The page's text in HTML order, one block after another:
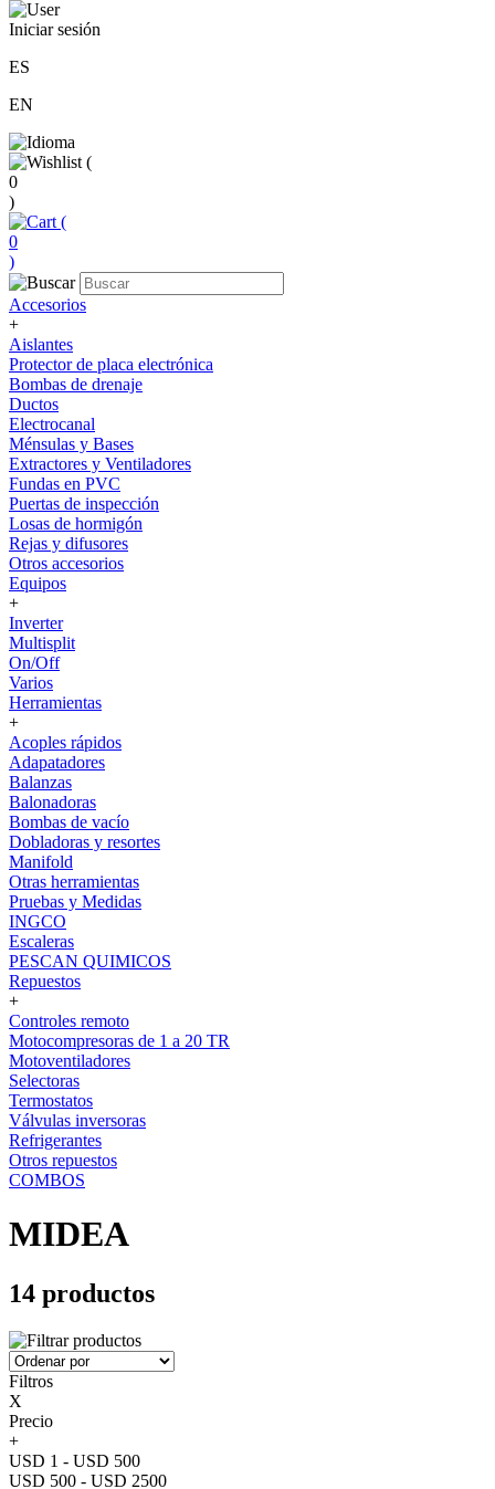
Iniciar sesión
ES
EN
(
0
)
(
0
)
Accesorios
+
Aislantes
Protector de placa electrónica
Bombas de drenaje
Ductos
Electrocanal
Ménsulas y Bases
Extractores y Ventiladores
Fundas en PVC
Puertas de inspección
Losas de hormigón
Rejas y difusores
Otros accesorios
Equipos
+
Inverter
Multisplit
On/Off
Varios
Herramientas
+
Acoples rápidos
Adapatadores
Balanzas
Balonadoras
Bombas de vacío
Dobladoras y resortes
Manifold
Otras herramientas
Pruebas y Medidas
INGCO
Escaleras
PESCAN QUIMICOS
Repuestos
+
Controles remoto
Motocompresoras de 1 a 20 TR
Motoventiladores
Selectoras
Termostatos
Válvulas inversoras
Refrigerantes
Otros repuestos
COMBOS
MIDEA
14 productos
Filtros
X
Precio
+
USD 1 - USD 500
USD 500 - USD 2500